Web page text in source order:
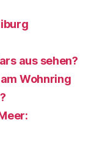
aus sehen?
Wohnring